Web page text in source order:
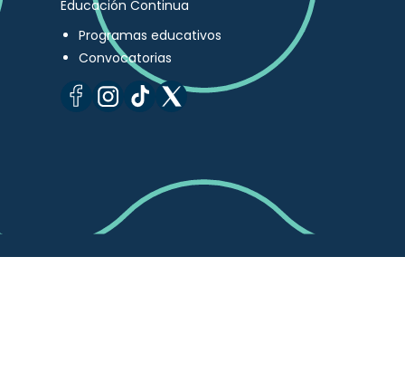
Educación Continua
Programas educativos
Convocatorias